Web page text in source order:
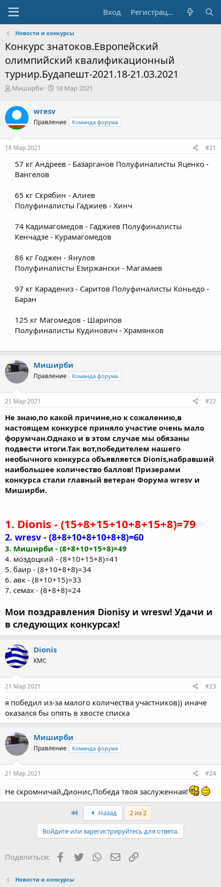
Вход Регистрация
Новости и конкурсы
Конкурс знатоков.Европейский
олимпийский квалификационный
турнир.Будапешт-2021.18-21.03.2021
А
т
о
р
т
е
м
Миширби
Д
н
ч
а
18 Мар 2021
wresv
Правление Команда форума
18 Мар 2021 #21
57 кг Андреев - Базарганов Полуфиналисты Яценко -
Вангелов
65 кг Скрябин - Алиев
Полуфиналисты Гаджиев - Хинч
74 Кадимагомедов - Гаджиев Полуфиналисты
Кенчадзе - Курамагомедов
86 кг Годжен - Янулов
Полуфиналисты Езиржански - Магамаев
97 кг Карадениз - Саритов Полуфиналисты Коньедо -
Баран
125 кг Магомедов - Шарипов
Полуфиналисты Кудинович - Храмянков
Миширби
Правление Команда форума
21 Мар 2021 #22
Не знаю,по какой причине,но к сожалению,в
настоящем конкурсе приняло участие очень мало
форумчан.Однако и в этом случае мы обязаны
подвести итоги.Так вот,победителем нашего
необычного конкурса объявляется Dionis,набравший
наибольшее количество баллов! Призерами
конкурса стали главный ветеран Форума wresv и
Миширби.
1. Dionis - (15+8+15+10+8+15+8)=79
2. wresv - (8+8+10+8+10+8+8)=60
3. Миширби - (8+8+10+15+8)=49
4. моздоцкий - (8+10+15+8)=41
5. баир - (8+10+8+8)=34
6. авк - (8+10+15)=33
7. семах - (8+8+8)=24
Мои поздравления Dionisy и wresw! Удачи и
в следующих конкурсах!
Dionis
КМС
21 Мар 2021 #23
я победил из-за малого количества участников)) иначе
оказался бы опять в хвосте списка
Миширби
Правление Команда форума
21 Мар 2021 #24
Не скромничай,Дионис,Победа твоя заслуженная!
First Назад 2 из 2
Войдите или зарегистрируйтесь для ответа.
Поделиться: Facebook
Twitter WhatsAppЭлектронная почта
Новости и конкурсы